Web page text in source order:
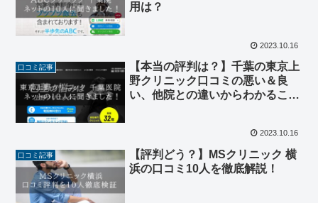
用は？
2023.10.16
口コミ記事
【本当の評判は？】千葉の東京上
野クリニック口コミの悪い＆良
い、他院との違いからわかるこ
2023.10.16
口コミ記事
【評判どう？】MSクリニック 横
浜の口コミ10人を徹底解説！